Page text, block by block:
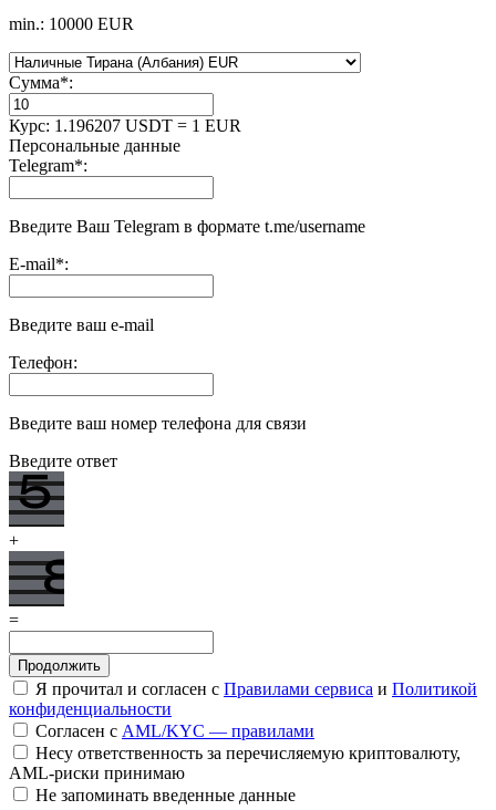
min.: 10000 EUR
Сумма*:
Курс: 1.196207 USDT = 1 EUR
Персональные данные
Telegram*:
Введите Ваш Telegram в формате t.me/username
E-mail*:
Введите ваш e-mail
Телефон:
Введите ваш номер телефона для связи
Введите ответ
+
=
Я прочитал и согласен с Правилами сервиса и Политикой
конфиденциальности
Согласен с AML/KYC — правилами
Несу ответственность за перечисляемую криптовалюту,
AML-риски принимаю
Не запоминать введенные данные